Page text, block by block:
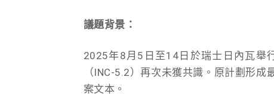
議題背景：
2025年8月5日至14日於瑞士日內瓦舉
（INC-5.2）再次未獲共識。原計劃形
案文本。